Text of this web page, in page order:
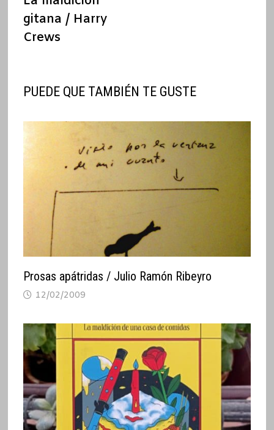
de
entradas
gitana / Harry
Crews
PUEDE QUE TAMBIÉN TE GUSTE
Prosas apátridas / Julio Ramón Ribeyro
12/02/2009